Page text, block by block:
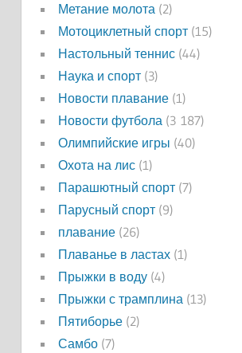
Метание молота(2)
Мотоциклетный спорт(15)
Настольный теннис(44)
Наука и спорт(3)
Новости плавание(1)
Новости футбола(3 187)
Олимпийские игры (40)
Охота на лис(1)
Парашютный спорт(7)
Парусный спорт(9)
плавание(26)
Плаванье в ластах(1)
Прыжки в воду(4)
Прыжки с трамплина(13)
Пятиборье(2)
Самбо(7)